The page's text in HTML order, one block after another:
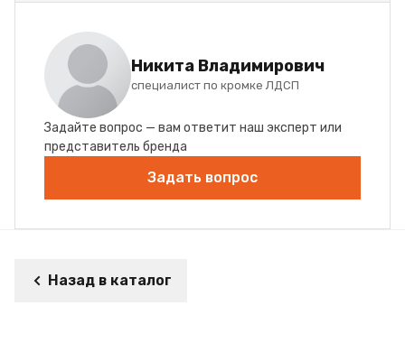
Никита Владимирович
специалист по кромке ЛДСП
Задайте вопрос — вам ответит наш эксперт или
представитель бренда
Задать вопрос
Назад в каталог